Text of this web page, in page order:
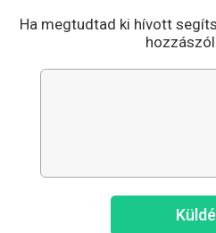
Ha megtudtad ki hívott